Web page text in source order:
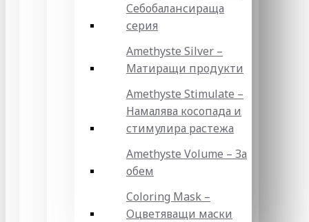
Себобалансираща
серия
Amethyste Silver –
Матиращи продукти
Amethyste Stimulate –
Намалява косопада и
стимулира растежа
Amethyste Volume – За
обем
Coloring Mask –
Оцветяващи маски